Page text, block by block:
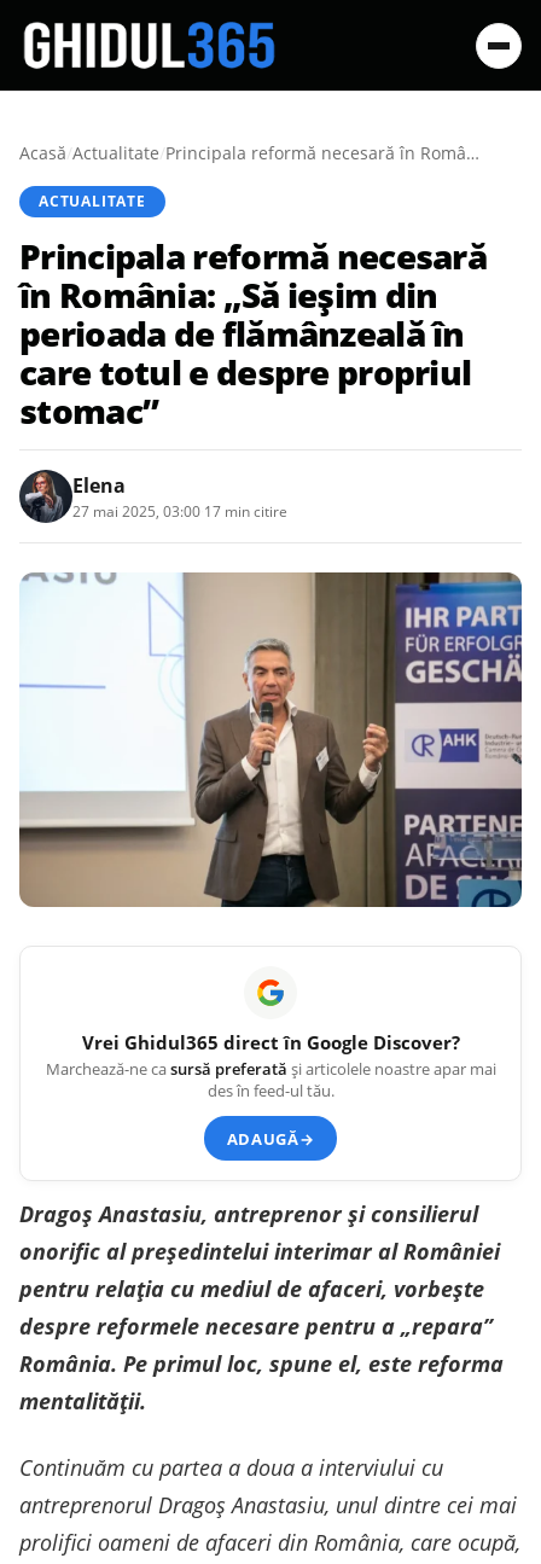
Acasă/Actualitate/ Principala reformă necesară în România: „Să ieșim din perioada de flămânzeală în care totul e despre propriul stomac”
ACTUALITATE
Principala reformă necesară
în România: „Să ieșim din
perioada de flămânzeală în
care totul e despre propriul
stomac”
Elena
27 mai 2025, 03:00 17 min citire
Vrei Ghidul365 direct în Google Discover?
Marchează-ne casursă preferată și articolele noastre apar mai
des în feed-ul tău.
ADAUGĂ→
Dragoș Anastasiu, antreprenor și consilierul
onorific al președintelui interimar al României
pentru relația cu mediul de afaceri, vorbește
despre reformele necesare pentru a „repara”
România. Pe primul loc, spune el, este reforma
mentalității.
Continuăm cu partea a doua a interviului cu
antreprenorul Dragoș Anastasiu, unul dintre cei mai
prolifici oameni de afaceri din România, care ocupă,